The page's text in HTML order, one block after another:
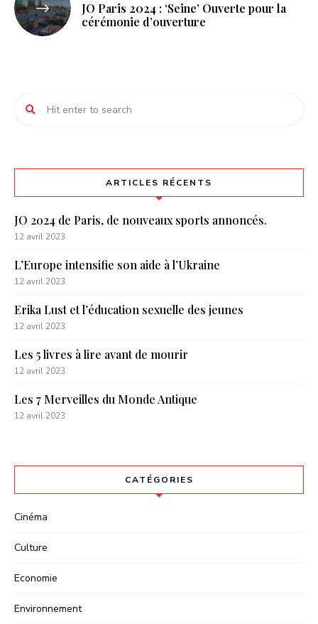
JO Paris 2024 : ‘Seine’ Ouverte pour la
cérémonie d’ouverture
ARTICLES RÉCENTS
JO 2024 de Paris, de nouveaux sports annoncés.
12 avril 2023
L’Europe intensifie son aide à l’Ukraine
12 avril 2023
Erika Lust et l’éducation sexuelle des jeunes
12 avril 2023
Les 5 livres à lire avant de mourir
12 avril 2023
Les 7 Merveilles du Monde Antique
12 avril 2023
CATÉGORIES
Cinéma
Culture
Economie
Environnement